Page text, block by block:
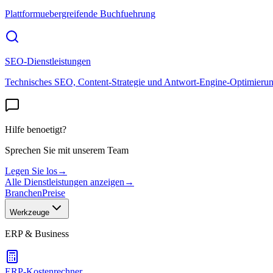
Plattformuebergreifende Buchfuehrung
SEO-Dienstleistungen
Technisches SEO, Content-Strategie und Antwort-Engine-
Hilfe benoetigt?
Sprechen Sie mit unserem Team
Legen Sie los→
Alle Dienstleistungen anzeigen →
BranchenPreise
Werkzeuge
ERP & Business